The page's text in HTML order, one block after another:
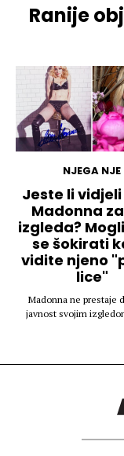
Ranije
NJEGA NJE
Jeste li
Madonna
izgleda?
se šokirati
vidite njeno
lice"
Madonna ne prestaje
javnost svojim